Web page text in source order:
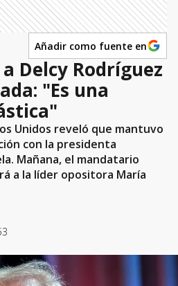
Añadir como fuente en
Delcy Rodríguez
"Es una
Unidos reveló que mantuvo
con la presidenta
Mañana, el mandatario
a la líder opositora María